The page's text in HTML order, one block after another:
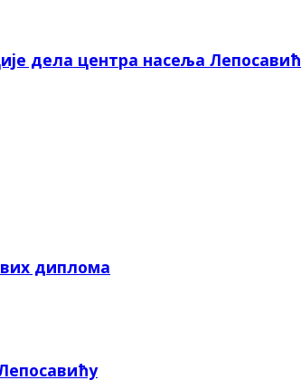
дела центра насеља Лепосавић
диплома